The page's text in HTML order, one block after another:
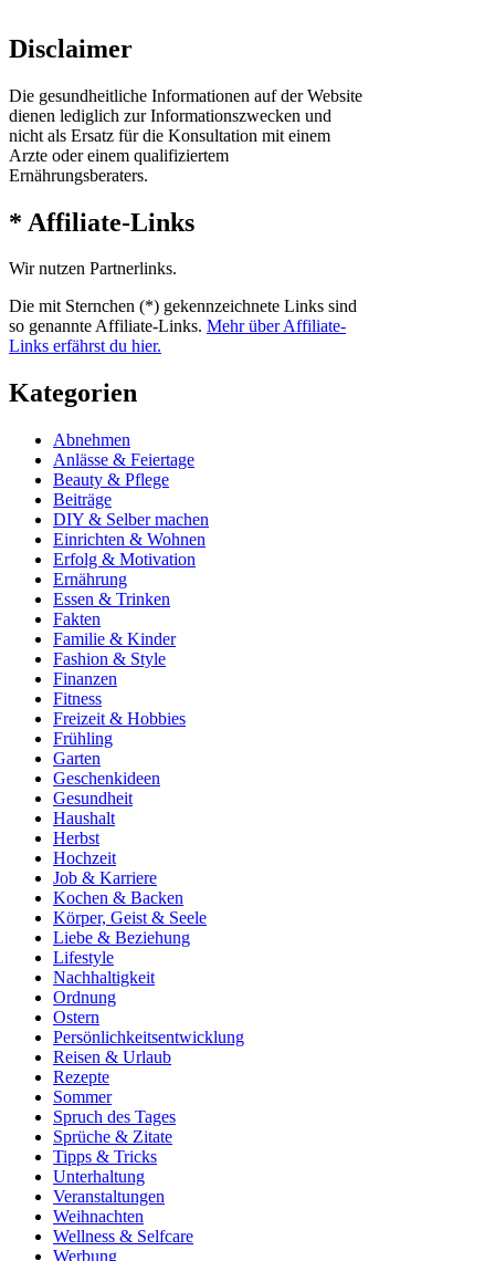
Disclaimer
Die gesundheitliche Informationen auf der Website
dienen lediglich zur Informationszwecken und
nicht als Ersatz für die Konsultation mit einem
Arzte oder einem qualifiziertem
Ernährungsberaters.
* Affiliate-Links
Wir nutzen Partnerlinks.
Die mit Sternchen (*) gekennzeichnete Links sind
so genannte Affiliate-Links. Mehr über Affiliate-
Links erfährst du hier.
Kategorien
Abnehmen
Anlässe & Feiertage
Beauty & Pflege
Beiträge
DIY & Selber machen
Einrichten & Wohnen
Erfolg & Motivation
Ernährung
Essen & Trinken
Fakten
Familie & Kinder
Fashion & Style
Finanzen
Fitness
Freizeit & Hobbies
Frühling
Garten
Geschenkideen
Gesundheit
Haushalt
Herbst
Hochzeit
Job & Karriere
Kochen & Backen
Körper, Geist & Seele
Liebe & Beziehung
Lifestyle
Nachhaltigkeit
Ordnung
Ostern
Persönlichkeitsentwicklung
Reisen & Urlaub
Rezepte
Sommer
Spruch des Tages
Sprüche & Zitate
Tipps & Tricks
Unterhaltung
Veranstaltungen
Weihnachten
Wellness & Selfcare
Werbung